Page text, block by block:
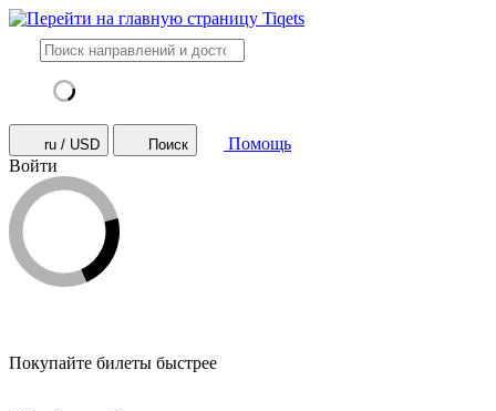
ru / USD Поиск
Помощь
Войти
Покупайте билеты быстрее